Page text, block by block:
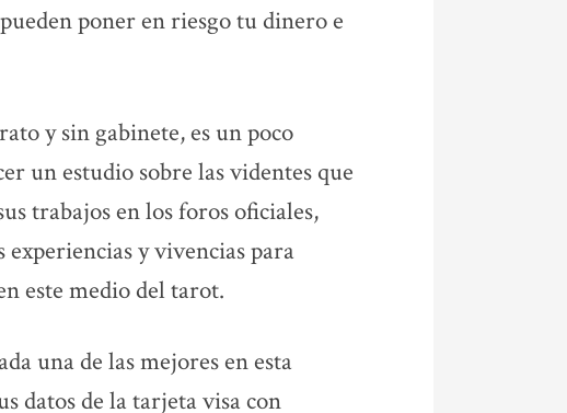
poner en riesgo tu dinero e
y sin gabinete, es un poco
un estudio sobre las videntes que
trabajos en los foros oficiales,
y vivencias para
este medio del tarot.
una de las mejores en esta
datos de la tarjeta visa con